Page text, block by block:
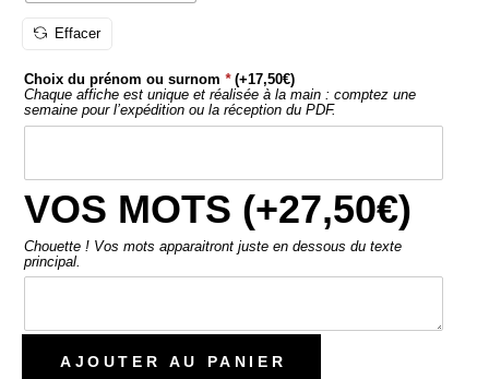
Effacer
Choix du prénom ou surnom *(+17,50€)
Chaque affiche est unique et réalisée à la main : comptez une
semaine pour l’expédition ou la réception du PDF.
VOS MOTS (+27,50€)
Chouette ! Vos mots apparaitront juste en dessous du texte
principal.
AJOUTER AU PANIER